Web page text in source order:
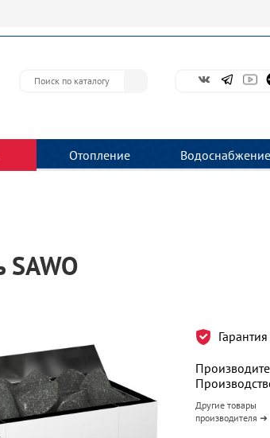
Отопление Водоснабжение
SAWO
Другие товары
производителя ➜